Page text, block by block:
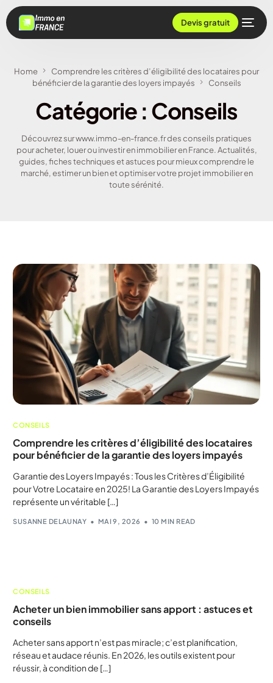
Devis gratuit
Home
Comprendre les critères d’éligibilité des locataires pour
bénéficier de la garantie des loyers impayés
Conseils
Catégorie : Conseils
Découvrez sur www.immo-en-france.fr des conseils pratiques
pour acheter, louer ou investir en immobilier en France. Actualités,
guides, fiches techniques et astuces pour mieux comprendre le
marché, estimer un bien et optimiser votre projet immobilier en
toute sérénité.
CONSEILS
Comprendre les critères d’éligibilité des locataires
pour bénéficier de la garantie des loyers impayés
Garantie des Loyers Impayés : Tous les Critères d’Éligibilité
pour Votre Locataire en 2025! La Garantie des Loyers Impayés
représente un véritable […]
SUSANNE DELAUNAY MAI 9, 2026 10 MIN READ
CONSEILS
Acheter un bien immobilier sans apport : astuces et
conseils
Acheter sans apport n’est pas miracle; c’est planification,
réseau et audace réunis. En 2026, les outils existent pour
réussir, à condition de […]